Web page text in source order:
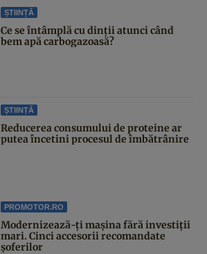
ȘTIINȚĂ
Ce se întâmplă cu dinții atunci când
bem apă carbogazoasă?
ȘTIINȚĂ
Reducerea consumului de proteine ar
putea încetini procesul de îmbătrânire
PROMOTOR.RO
Modernizează-ți mașina fără investiții
mari. Cinci accesorii recomandate
șoferilor